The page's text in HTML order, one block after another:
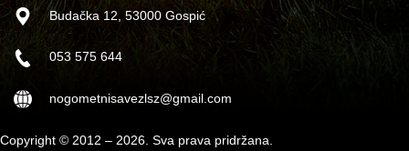
Budačka 12, 53000 Gospić
053 575 644
nogometnisavezlsz@gmail.com
Copyright © 2012 – 2026. Sva prava pridržana.